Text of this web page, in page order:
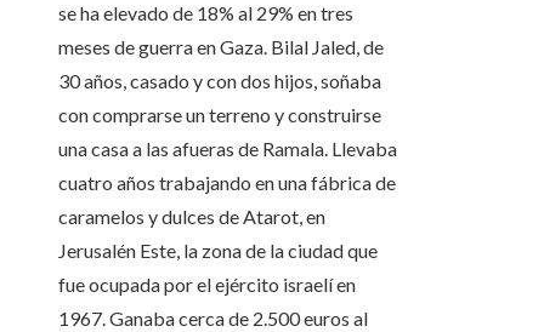
se ha elevado de 18% al 29% en tres
meses de guerra en Gaza. Bilal Jaled, de
30 años, casado y con dos hijos, soñaba
con comprarse un terreno y construirse
una casa a las afueras de Ramala. Llevaba
cuatro años trabajando en una fábrica de
caramelos y dulces de Atarot, en
Jerusalén Este, la zona de la ciudad que
fue ocupada por el ejército israelí en
1967. Ganaba cerca de 2.500 euros al